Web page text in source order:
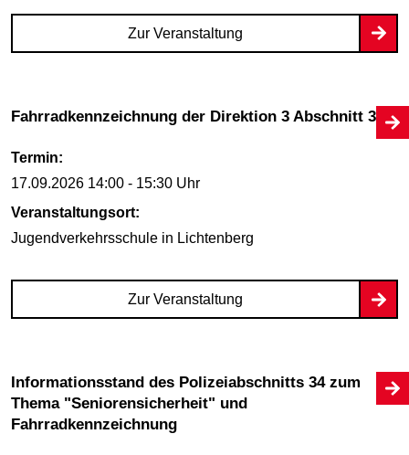
Zur Veranstaltung
Fahrradkennzeichnung der Direktion 3 Abschnitt 34
Termin:
17.09.2026 14:00 - 15:30 Uhr
Veranstaltungsort:
Jugendverkehrsschule in Lichtenberg
Zur Veranstaltung
Thema "Seniorensicherheit" und
Fahrradkennzeichnung